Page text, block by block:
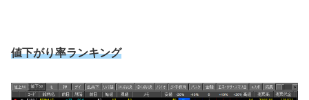
値下がり率ランキング